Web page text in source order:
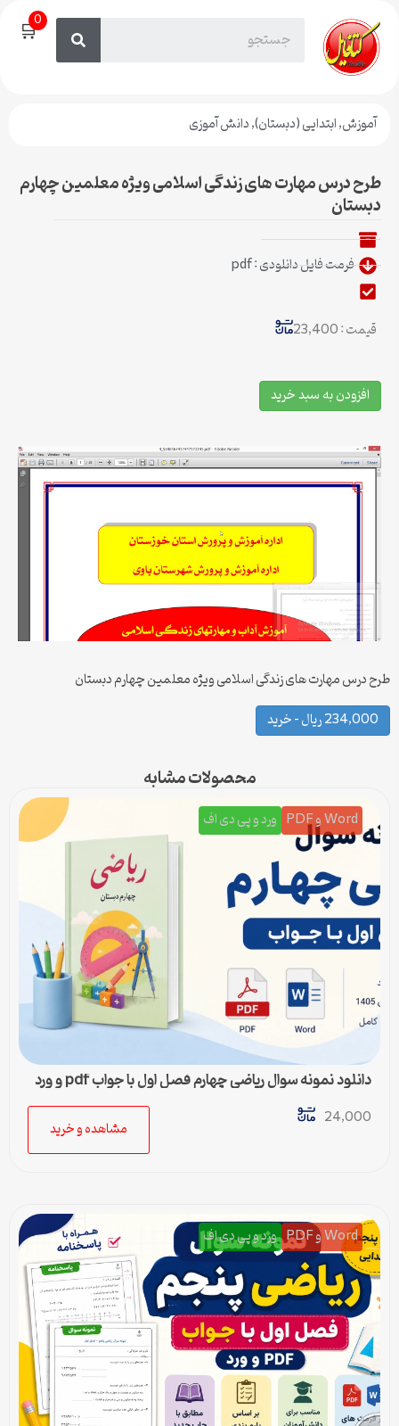
🛒0
آموزش,ابتدایی (دبستان),دانش آموزی
طرح درس مهارت های زندگی اسلامی ویژه معلمین چهارم
دبستان
فرمت فایل دانلودی : pdf
قیمت : 23,400
افزودن به سبد خرید
طرح درس مهارت های زندگی اسلامی ویژه معلمین چهارم دبستان
234,000 ریال – خرید
محصولات مشابه
Word و PDF ورد و پی دی اف
دانلود نمونه سوال ریاضی چهارم فصل اول با جواب pdf و ورد
24,000
مشاهده و خرید
Word و PDF ورد و پی دی اف